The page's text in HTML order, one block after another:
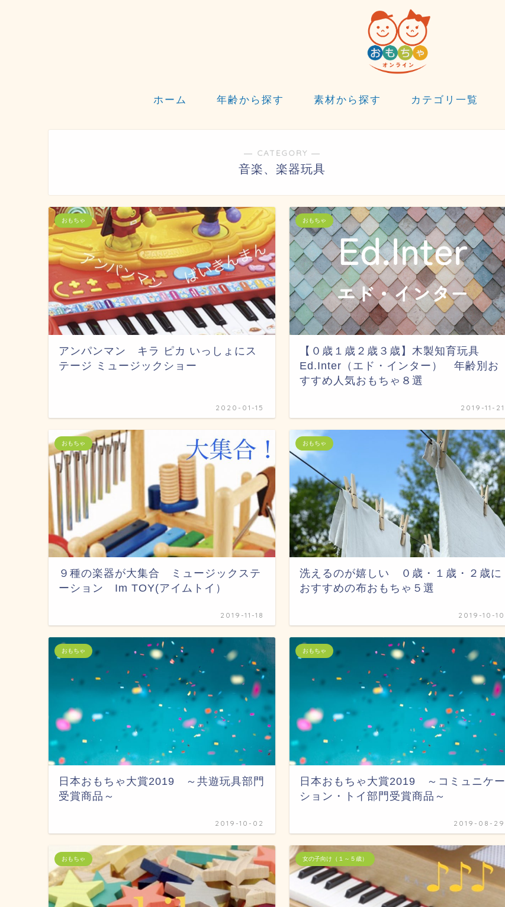
ホーム 年齢から探す 素材から探す カテゴリ一覧
― CATEGORY ―
音楽、楽器玩具
おもちゃ
アンパンマン キラ ピカ いっしょにス
テージ ミュージックショー
2020-01-15
おもちゃ
【０歳１歳２歳３歳】木製知育玩具
Ed.Inter（エド・インター） 年齢別お
すすめ人気おもちゃ８選
2019-11-21
おもちゃ
９種の楽器が大集合 ミュージックステ
ーション Im TOY(アイムトイ）
2019-11-18
おもちゃ
洗えるのが嬉しい ０歳・１歳・２歳に
おすすめの布おもちゃ５選
2019-10-10
おもちゃ
日本おもちゃ大賞2019 ～共遊玩具部門
受賞商品～
2019-10-02
おもちゃ
日本おもちゃ大賞2019 ～コミュニケー
ション・トイ部門受賞商品～
2019-08-29
おもちゃ 女の子向け（１～５歳）